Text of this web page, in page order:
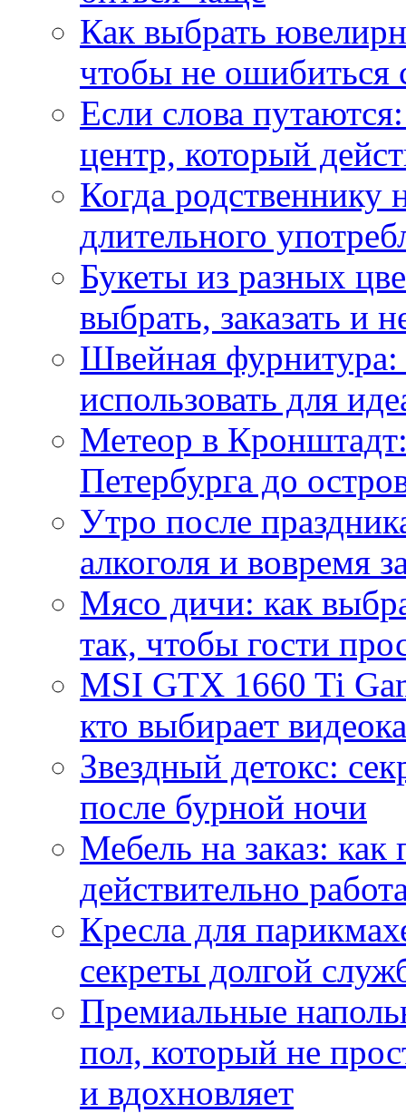
Как выбрать
чтобы не ошибиться
Если слова
центр, который
Когда
длительного
Букеты из разных
выбрать, заказать и
Швейная фурнитура:
использовать для
Метеор в
Петербурга до
Утро после
алкоголя и вовремя
Мясо дичи: как
так, чтобы гости
MSI GTX 1660 Ti
кто выбирает
Звездный детокс:
после бурной ночи
Мебель на заказ:
действительно
Кресла для
секреты долгой
Премиальные
пол, который не
и вдохновляет